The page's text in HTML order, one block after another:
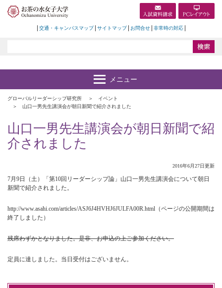
交通・キャンパスマップ サイトマップ お問合せ 非常時の対応
グローバルリーダーシップ研究所
イベント
山口一男先生講演会が朝日新聞で紹介されました
山口一男先生講演会が朝日新聞で紹
介されました
2016年6月27日更新
7月9日（土）「第10回リーダーシップ論」山口一男先生講演会について朝日
新聞で紹介されました。
http://www.asahi.com/articles/ASJ6J4HVHJ6JULFA00R.html（ページの公開期間は
終了しました）
残席わずかとなりました。是非、お申込の上ご参加ください。
定員に達しました。当日受付はございません。